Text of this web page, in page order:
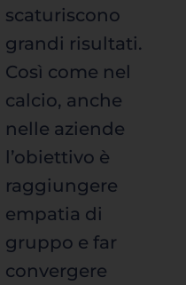
scaturiscono
grandi risultati.
Così come nel
calcio, anche
nelle aziende
l’obiettivo è
raggiungere
empatia di
gruppo e far
convergere